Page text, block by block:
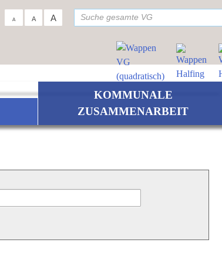
A A A
KOMMUNALE
ZUSAMMENARBEIT